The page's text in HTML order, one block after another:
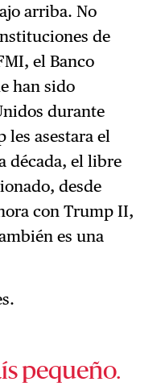
arriba. No
de
el Banco
han sido
durante
les asestara el
década, el libre
desde
con Trump II,
es una
pequeño.